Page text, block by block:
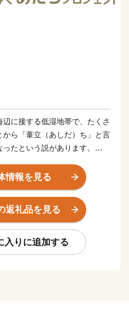
に接する低湿地帯で、たくさ
から「葦立（あしだ）ち」と言
たという説があります。
千住宿」が設けられ、松尾芭蕉
の地」にもなった「千住」から
工業・重化学工業がさかんにな
人口も増加していきました。
で、6つの大学が集中し、若者
民家をリノベーションした個性
情報を見る
返礼品を見る
入りに追加する